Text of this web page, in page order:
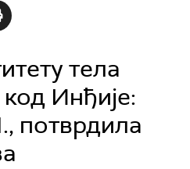
тела
Инђије:
потврдила